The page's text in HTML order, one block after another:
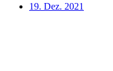
19. Dez. 2021